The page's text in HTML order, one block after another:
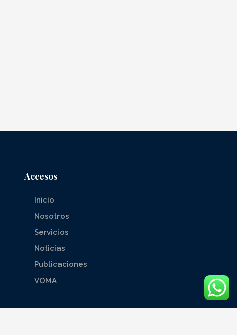
Accesos
Inicio
Nosotros
Servicios
Noticias
Publicaciones
VOMA